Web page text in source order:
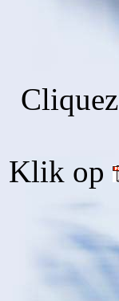
Klik op